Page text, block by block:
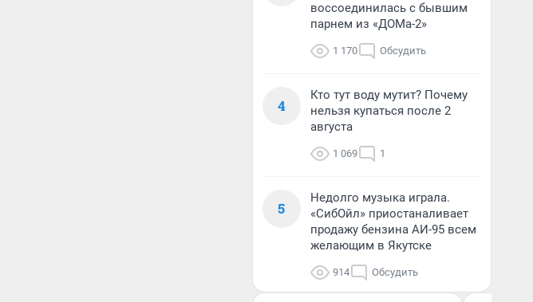
воссоединилась с бывшим
парнем из «ДОМа-2»
1 170 Обсудить
4
Кто тут воду мутит? Почему
нельзя купаться после 2
августа
1 069 1
5
Недолго музыка играла.
«СибОйл» приостаналивает
продажу бензина АИ-95 всем
желающим в Якутске
914 Обсудить